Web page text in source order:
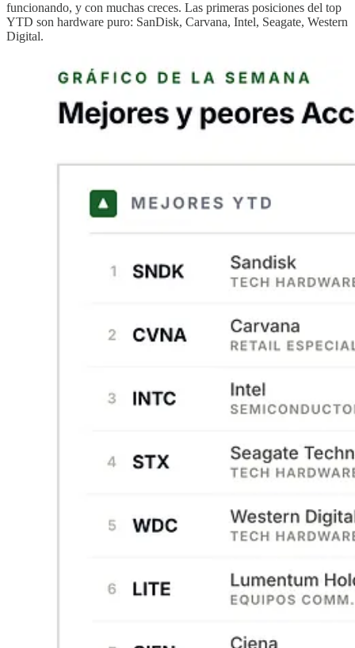
funcionando, y con muchas creces. Las primeras posiciones del top
YTD son hardware puro: SanDisk, Carvana, Intel, Seagate, Western
Digital.